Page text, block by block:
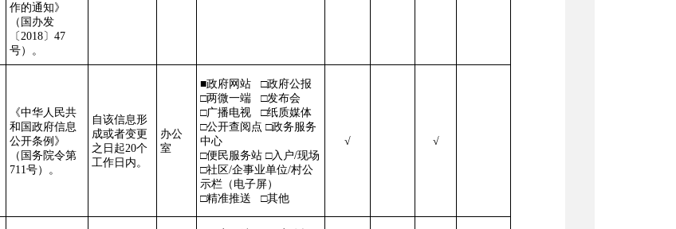
作的通知》
（国办发
〔 2018〕47
号）。
《中华人民共
和国政府信息
公开条例》
（国务院令第
711号）。
自该信息形
成或者变更
之日起20个
工作日内。
办公
室
■政府网站 □政府公报
□两微一端 □发布会
□广播电视 □纸质媒体
□公开查阅点 □政务服务
中心
□便民服务站 □入户/现场
□社区/企事业单位/村公
示栏（电子屏）
□精准推送 □其他
√ √